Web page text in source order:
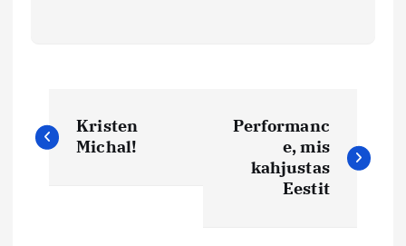
a
Kristen
Michal!
Performanc
e, mis
kahjustas
Eestit